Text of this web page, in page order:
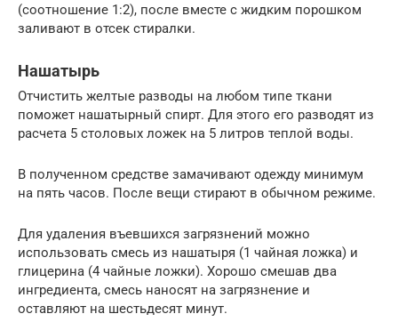
(соотношение 1:2), после вместе с жидким порошком
заливают в отсек стиралки.
Нашатырь
Отчистить желтые разводы на любом типе ткани
поможет нашатырный спирт. Для этого его разводят из
расчета 5 столовых ложек на 5 литров теплой воды.
В полученном средстве замачивают одежду минимум
на пять часов. После вещи стирают в обычном режиме.
Для удаления въевшихся загрязнений можно
использовать смесь из нашатыря (1 чайная ложка) и
глицерина (4 чайные ложки). Хорошо смешав два
ингредиента, смесь наносят на загрязнение и
оставляют на шестьдесят минут.